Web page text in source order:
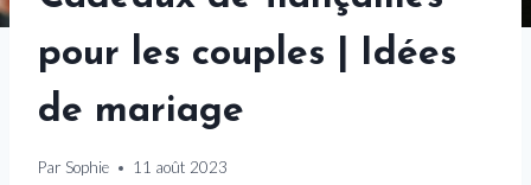
pour les couples | Idées
de mariage
Par Sophie 11 août 2023